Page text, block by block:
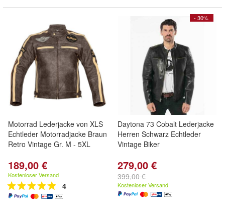
Motorrad Lederjacke von XLS
Echtleder Motorradjacke Braun
Retro Vintage Gr. M - 5XL
189,00 €
Kostenloser Versand
4
- 30%
Daytona 73 Cobalt Lederjacke
Herren Schwarz Echtleder
Vintage Biker
279,00 €
399,00 €
Kostenloser Versand